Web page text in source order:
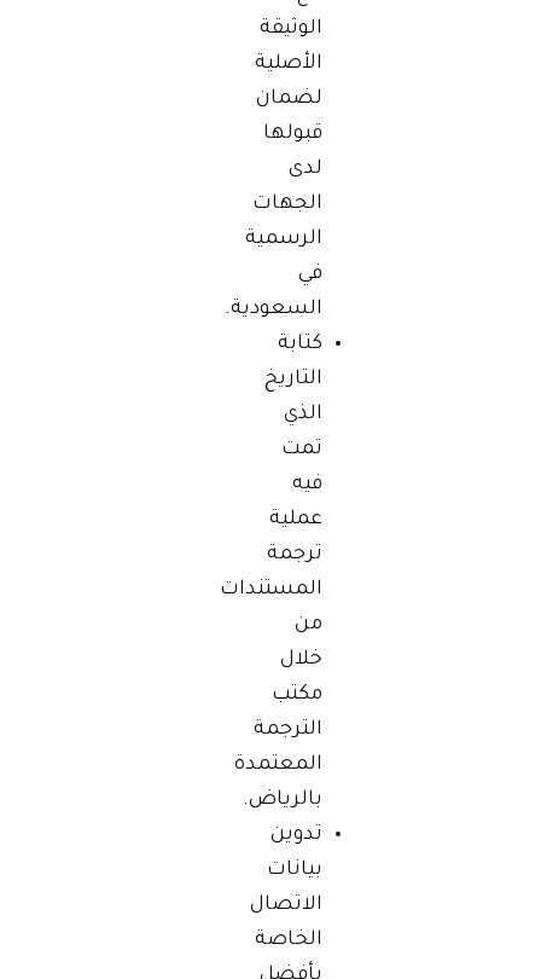
الوثيقة
الأصلية
لضمان
قبولها
لدى
الجهات
الرسمية
في
السعودية.
كتابة
التاريخ
الذي
تمت
فيه
عملية
ترجمة
المستندات
من
خلال
مكتب
الترجمة
المعتمدة
بالرياض.
تدوين
بيانات
الاتصال
الخاصة